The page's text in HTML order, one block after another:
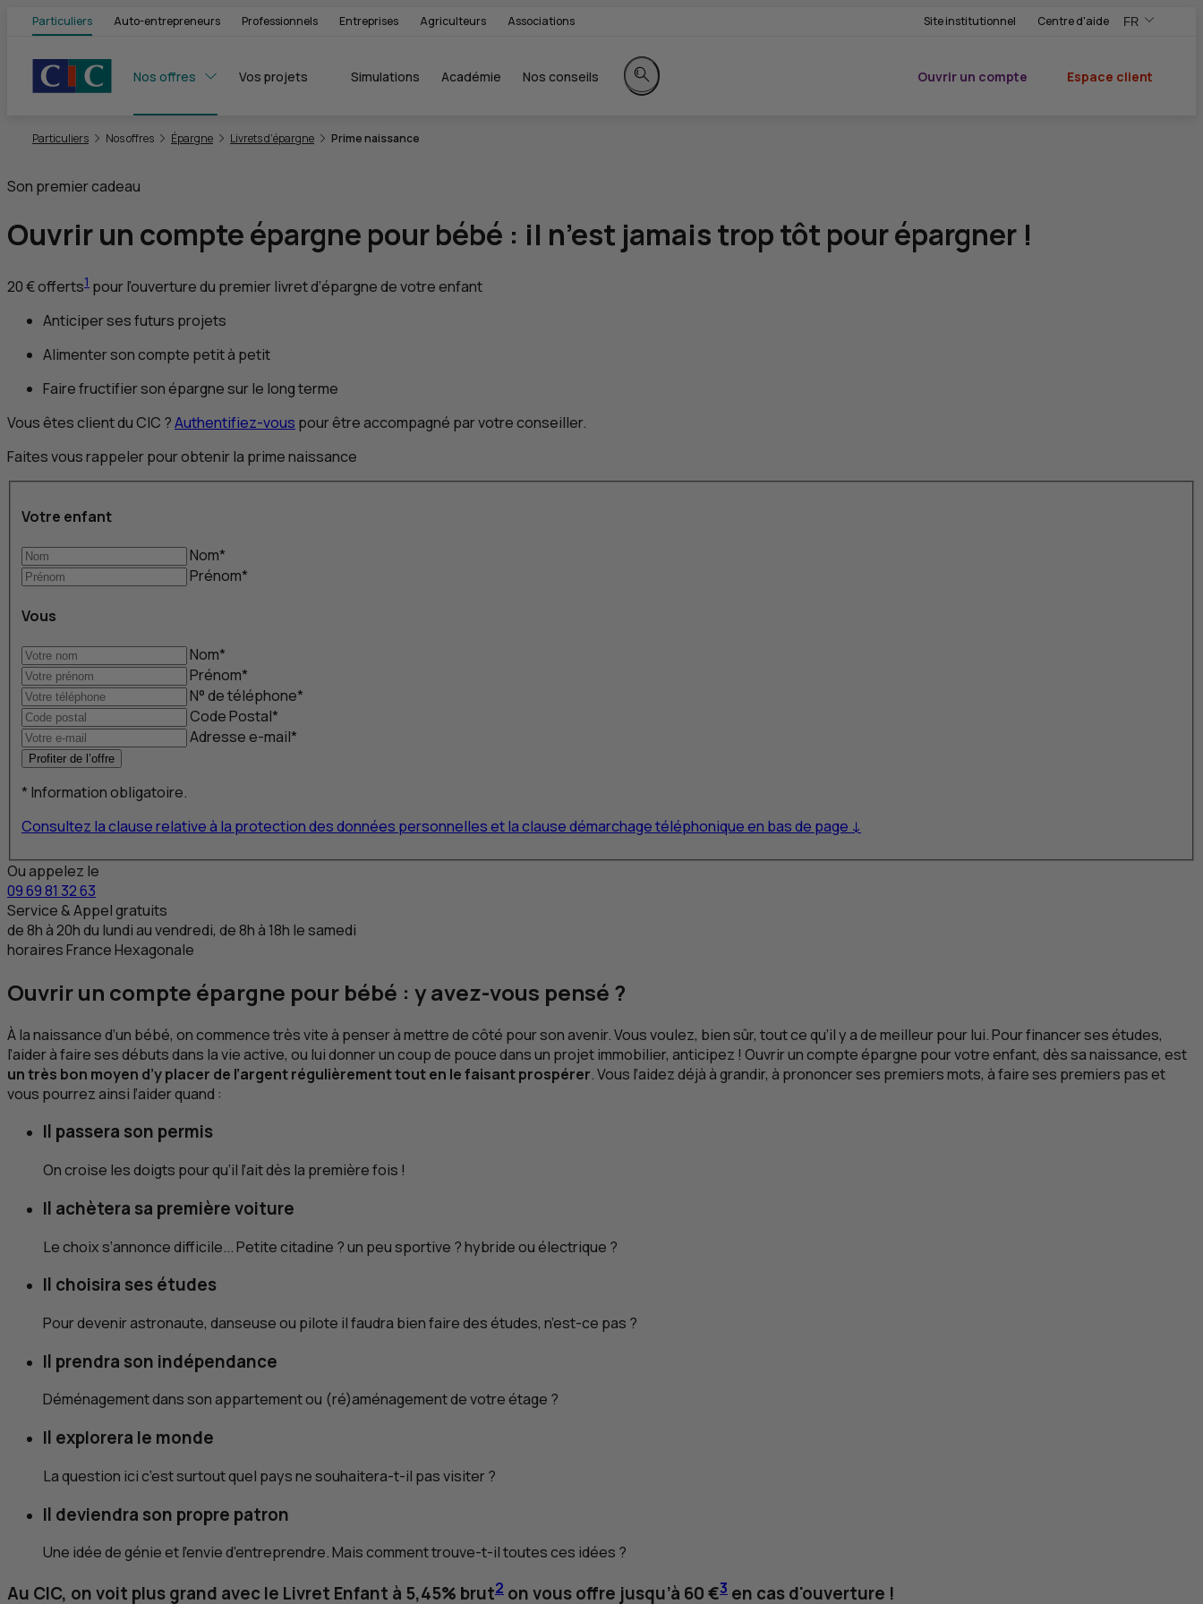
Particuliers Auto-entrepreneurs Professionnels Entreprises Agriculteurs Associations Site institutionnel Centre d'aide FR
,Version
,Changer de
Nos offres Vos projets Simulations Académie Nos conseils
Rechercher sur le site
Ouvrir un compte
Espace client
Particuliers Nos offres Épargne Livrets d’épargne Prime naissance
Son premier cadeau
Ouvrir un compte épargne pour bébé : il n’est jamais trop tôt pour épargner !
20 € offerts1 pour l’ouverture du premier livret d’épargne de votre enfant
Anticiper ses futurs projets
Alimenter son compte petit à petit
Faire fructifier son épargne sur le long terme
Vous êtes client duCIC ?Authentifiez-vous pour être accompagné par votre conseiller.
Faites vous rappeler pour obtenir la prime naissance
Votre enfant
Nom*
Prénom*
Vous
Nom*
Prénom*
N° de téléphone*
Code Postal*
Adressee-mail*
Profiter de l’offre
* Information obligatoire.
Consultez la clause relative à la protection des données personnelles et la clause démarchage téléphonique en bas de page ↓
Ou appelez le
09 69 81 32 63
Service & Appel gratuits
de 8hà 20hdu lundi au vendredi, de 8hà 18h le samedi
horaires France Hexagonale
Ouvrir un compte épargne pour bébé : y avez-vous pensé ?
À la naissance d’un bébé, on commence très vite à penser à mettre de côté pour son avenir. Vous voulez, bien sûr, tout ce qu’il y a de meilleur pour lui. Pour financer ses études,
l’aider à faire ses débuts dans la vie active, ou lui donner un coup de pouce dans un projet immobilier, anticipez ! Ouvrir un compte épargne pour votre enfant, dès sa naissance, est
un très bon moyen d’y placer de l’argent régulièrement tout en le faisant prospérer. Vous l’aidez déjà à grandir, à prononcer ses premiers mots, à faire ses premiers pas et
vous pourrez ainsi l’aider quand :
Il passera son permis
On croise les doigts pour qu’il l’ait dès la première fois !
Il achètera sa première voiture
Le choix s’annonce difficile... Petite citadine ? un peu sportive ? hybride ou électrique ?
Il choisira ses études
Pour devenir astronaute, danseuse ou pilote il faudra bien faire des études, n’est-ce pas ?
Il prendra son indépendance
Déménagement dans son appartement ou (ré)aménagement de votre étage ?
Il explorera le monde
La question ici c’est surtout quel pays ne souhaitera-t-il pas visiter ?
Il deviendra son propre patron
Une idée de génie et l’envie d’entreprendre. Mais comment trouve-t-il toutes ces idées ?
Au CIC, on voit plus grand avec le Livret Enfant à 5,45% brut2 on vous offre jusqu’à 60 €3 en cas d'ouverture !